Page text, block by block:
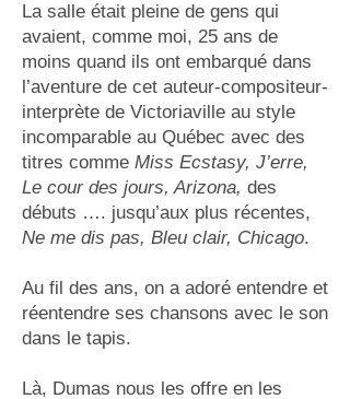
La salle était pleine de gens qui
avaient, comme moi, 25 ans de
moins quand ils ont embarqué dans
l’aventure de cet auteur-compositeur-
interprète de Victoriaville au style
incomparable au Québec avec des
titres comme Miss Ecstasy, J’erre,
Le cour des jours, Arizona, des
débuts …. jusqu’aux plus récentes,
Ne me dis pas, Bleu clair, Chicago.
Au fil des ans, on a adoré entendre et
réentendre ses chansons avec le son
dans le tapis.
Là, Dumas nous les offre en les